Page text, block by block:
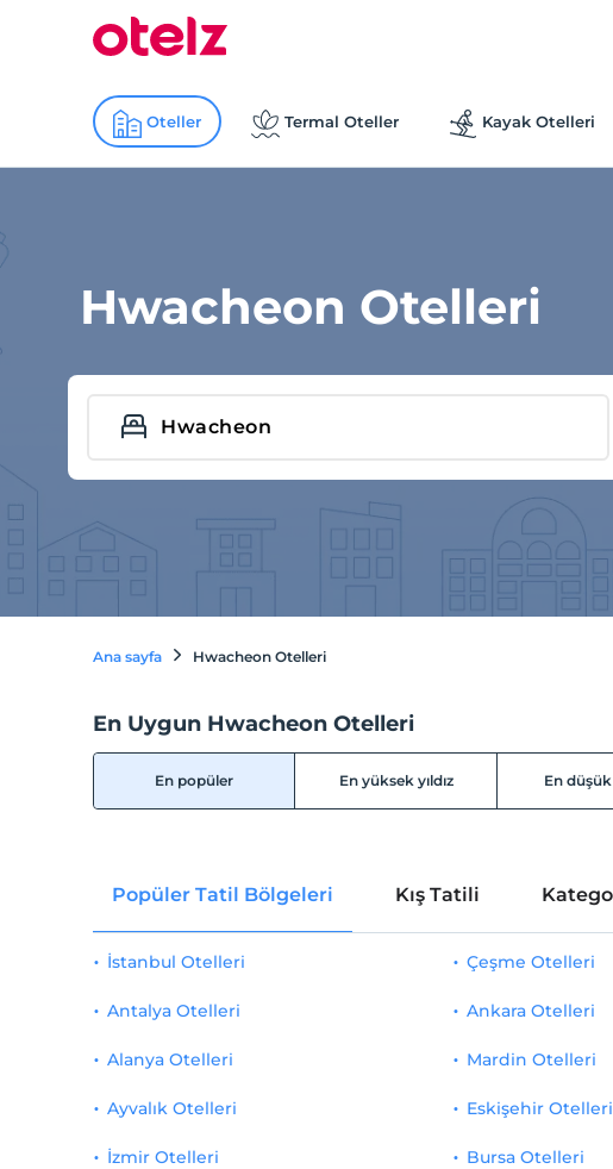
Oteller Termal Oteller Kayak Otelleri
Hwacheon Otelleri
Ana sayfa Hwacheon Otelleri
En Uygun Hwacheon Otelleri
En popüler En yüksek yıldız En düşük
Popüler Tatil Bölgeleri Kış Tatili
İstanbul Otelleri
Antalya Otelleri
Alanya Otelleri
Ayvalık Otelleri
İzmir Otelleri
Çeşme Otelleri
Ankara Otelleri
Mardin Otelleri
Eskişehir Otelleri
Bursa Otelleri